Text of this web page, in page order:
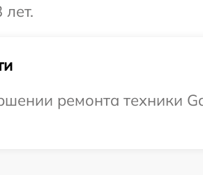
ремонта техники